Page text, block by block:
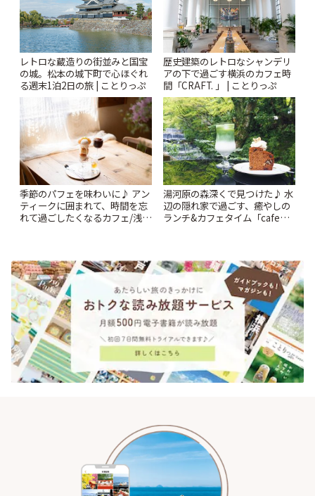
レトロな蔵造りの街並みと国宝
の城。松本の城下町で心ほぐれ
る週末1泊2日の旅 | ことりっぷ
歴史建築のレトロなシャンデリ
アの下で過ごす横浜のカフェ時
間「CRAFT. 」 | ことりっぷ
季節のパフェを味わいに♪ アン
ティークに囲まれて、時間を忘
れて過ごしたくなるカフェ/浅草
湯河原の森深くで見つけた♪ 水
辺の隠れ家で過ごす、癒やしの
ランチ&カフェタイム「cafe